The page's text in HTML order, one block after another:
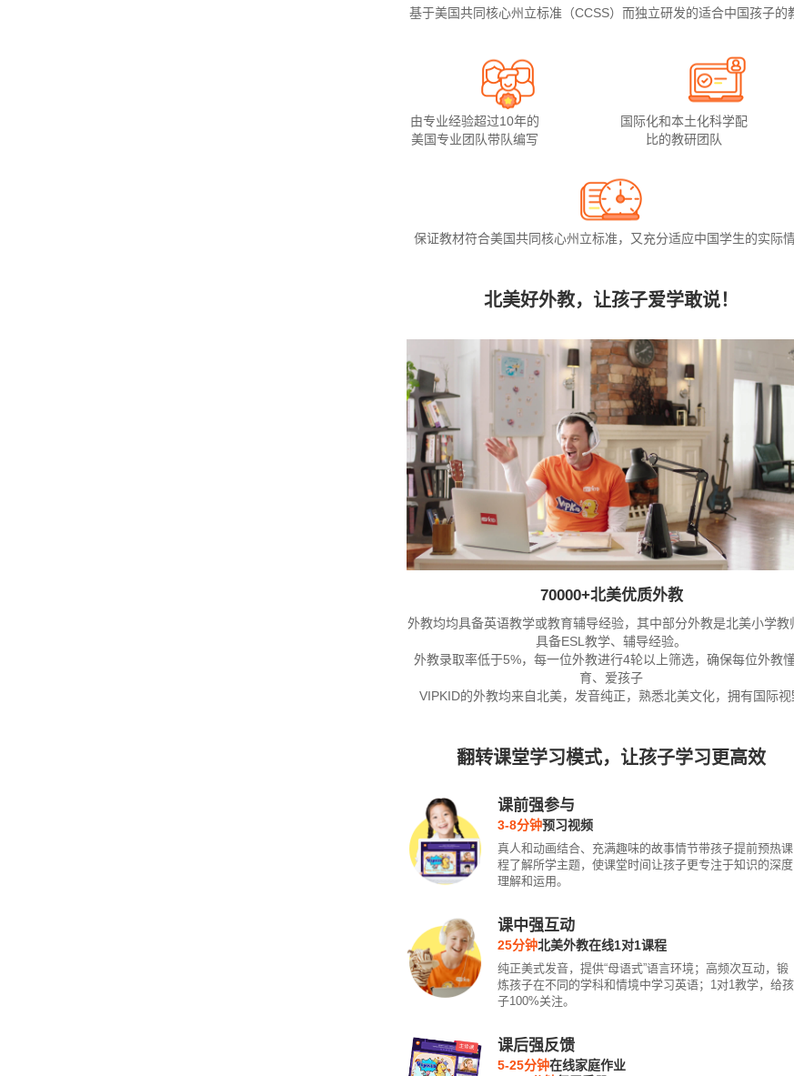
基于美国共同核心州立标准（CCSS）而独立研发的适合中国孩子的
由专业经验超过10年的
美国专业团队带队编写
国际化和本土化科学配
比的教研团队
保证教材符合美国共同核心州立标准，又充分适应中国学生的实际
北美好外教，让孩子爱学敢说！
70000+北美优质外教
外教均均具备英语教学或教育辅导经验，其中部分外教是北美小学教
具备ESL教学、辅导经验。
外教录取率低于5%，每一位外教进行4轮以上筛选，确保每位外教
育、爱孩子
VIPKID的外教均来自北美，发音纯正，熟悉北美文化，拥有国际视
翻转课堂学习模式，让孩子学习更高效
课前强参与
3-8分钟预习视频
真人和动画结合、充满趣味的故事情节带孩子提前预热课
程了解所学主题，使课堂时间让孩子更专注于知识的深度
理解和运用。
课中强互动
25分钟北美外教在线1对1课程
纯正美式发音，提供“母语式”语言环境；高频次互动，锻
炼孩子在不同的学科和情境中学习英语；1对1教学，给孩
子100%关注。
课后强反馈
5-25分钟在线家庭作业